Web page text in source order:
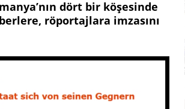
dört bir köşesinde
röportajlara imzasını